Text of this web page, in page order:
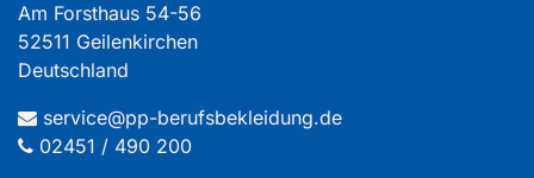
Am Forsthaus 54-56
52511 Geilenkirchen
Deutschland
service@pp-berufsbekleidung.de
02451 / 490 200